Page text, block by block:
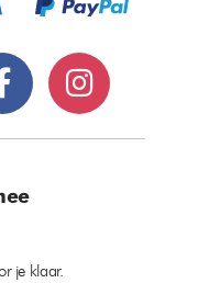
je klaar.